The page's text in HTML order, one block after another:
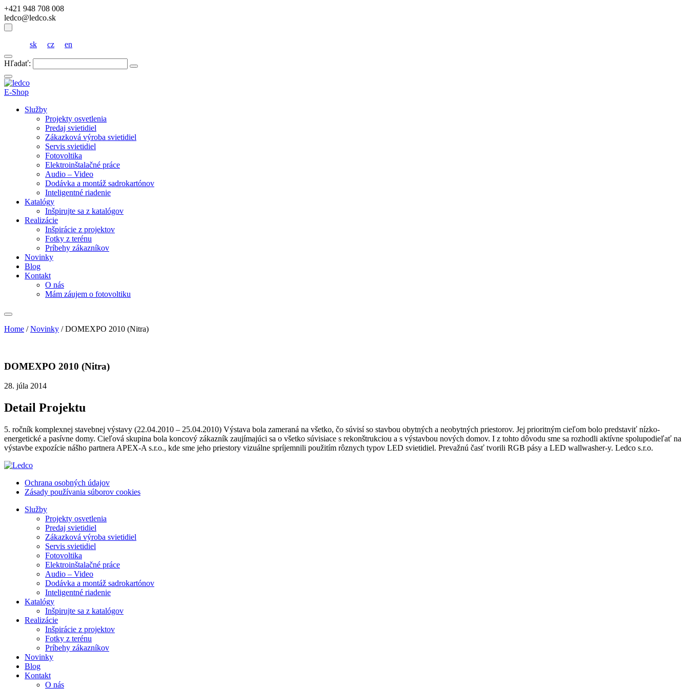
+421 948 708 008
ledco@ledco.sk
sk cz en
Hľadať:
E-Shop
Služby
Projekty osvetlenia
Predaj svietidiel
Zákazková výroba svietidiel
Servis svietidiel
Fotovoltika
Elektroinštalačné práce
Audio – Video
Dodávka a montáž sadrokartónov
Inteligentné riadenie
Katalógy
Inšpirujte sa z katalógov
Realizácie
Inšpirácie z projektov
Fotky z terénu
Príbehy zákazníkov
Novinky
Blog
Kontakt
O nás
Mám záujem o fotovoltiku
Home /Novinky /DOMEXPO 2010 (Nitra)
DOMEXPO 2010 (Nitra)
28. júla 2014
Detail Projektu
5. ročník komplexnej stavebnej výstavy (22.04.2010 – 25.04.2010) Výstava bola zameraná na všetko, čo súvisí so stavbou obytných a neobytných priestorov. Jej prioritným cieľom bolo predstaviť nízko-
energetické a pasívne domy. Cieľová skupina bola koncový zákazník zaujímajúci sa o všetko súvisiace s rekonštrukciou a s výstavbou nových domov. I z tohto dôvodu sme sa rozhodli aktívne spolupodieľať na
výstavbe expozície nášho partnera APEX-A s.r.o., kde sme jeho priestory vizuálne spríjemnili použitím rôznych typov LED svietidiel. Prevažnú časť tvorili RGB pásy a LED wallwasher-y. Ledco s.r.o.
Ochrana osobných údajov
Zásady používania súborov cookies
Služby
Projekty osvetlenia
Predaj svietidiel
Zákazková výroba svietidiel
Servis svietidiel
Fotovoltika
Elektroinštalačné práce
Audio – Video
Dodávka a montáž sadrokartónov
Inteligentné riadenie
Katalógy
Inšpirujte sa z katalógov
Realizácie
Inšpirácie z projektov
Fotky z terénu
Príbehy zákazníkov
Novinky
Blog
Kontakt
O nás